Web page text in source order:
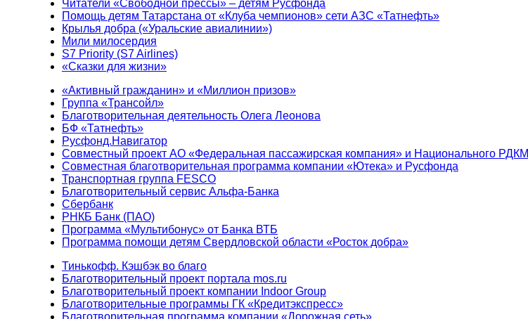
Читатели «Свободной прессы» – детям Русфонда
Помощь детям Татарстана от «Клуба чемпионов» сети АЗС «Татнефть»
Крылья добра («Уральские авиалинии»)
Мили милосердия
S7 Priority (S7 Airlines)
«Сказки для жизни»
«Активный гражданин» и «Миллион призов»
Группа «Трансойл»
Благотворительная деятельность Олега Леонова
БФ «Татнефть»
Русфонд.Навигатор
Совместный проект АО «Федеральная пассажирская компания» и Национального РДКМ
Совместная благотворительная программа компании «Ютека» и Русфонда
Транспортная группа FESCO
Благотворительный сервис Альфа-Банка
Сбербанк
РНКБ Банк (ПАО)
Программа «Мультибонус» от Банка ВТБ
Программа помощи детям Свердловской области «Росток добра»
Тинькофф. Кэшбэк во благо
Благотворительный проект портала mos.ru
Благотворительный проект компании Indoor Group
Благотворительные программы ГК «Кредитэкспресс»
Благотворительная программа компании «Дорожная сеть»